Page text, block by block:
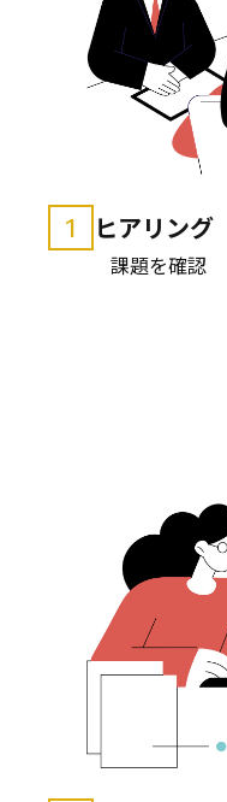
1 ヒアリング
課題を確認